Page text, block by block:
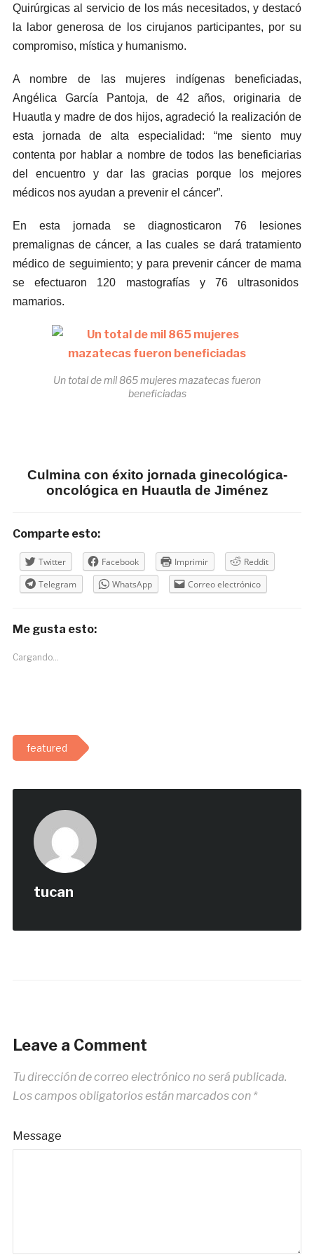
Quirúrgicas al servicio de los más necesitados, y destacó
la labor generosa de los cirujanos participantes, por su
compromiso, mística y humanismo.
A nombre de las mujeres indígenas beneficiadas,
Angélica García Pantoja, de 42 años, originaria de
Huautla y madre de dos hijos, agradeció la realización de
esta jornada de alta especialidad: “me siento muy
contenta por hablar a nombre de todos las beneficiarias
del encuentro y dar las gracias porque los mejores
médicos nos ayudan a prevenir el cáncer”.
En esta jornada se diagnosticaron 76 lesiones
premalignas de cáncer, a las cuales se dará tratamiento
médico de seguimiento; y para prevenir cáncer de mama
se efectuaron 120 mastografías y 76 ultrasonidos
mamarios.
Un total de mil 865 mujeres mazatecas fueron
beneficiadas
Culmina con éxito jornada ginecológica-
oncológica en Huautla de Jiménez
Comparte esto:
Twitter Facebook Imprimir
Reddit
Telegram
WhatsApp Correo electrónico
Me gusta esto:
Cargando...
featured
tucan
Leave a Comment
Tu dirección de correo electrónico no será publicada.
Los campos obligatorios están marcados con *
Message